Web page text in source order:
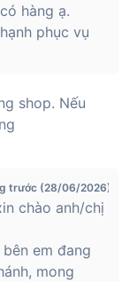
hàng ạ.
phục vụ
shop. Nếu
trước (28/06/2026)
chào anh/chị
em đang
mong